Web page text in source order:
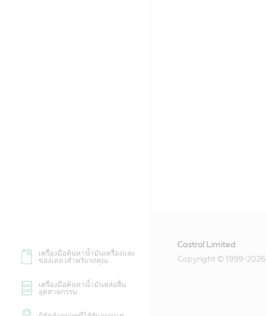
เครื่องมือค้นหาน้ำมันเครื่องและ
ของเหลวสำหรับรถคุณ
เครื่องมือค้นหาน้ำมันหล่อลื่น
อุตสาหกรรม
Castrol Limited
Copyright © 1999-2026